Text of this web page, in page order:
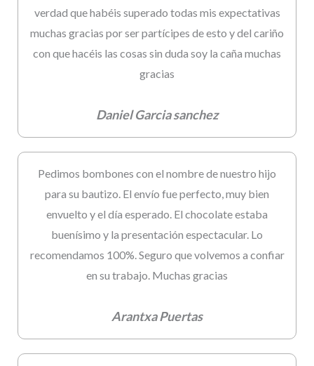
verdad que habéis superado todas mis expectativas
muchas gracias por ser partícipes de esto y del cariño
con que hacéis las cosas sin duda soy la caña muchas
gracias
Daniel Garcia sanchez
Pedimos bombones con el nombre de nuestro hijo
para su bautizo. El envío fue perfecto, muy bien
envuelto y el día esperado. El chocolate estaba
buenísimo y la presentación espectacular. Lo
recomendamos 100%. Seguro que volvemos a confiar
en su trabajo. Muchas gracias
Arantxa Puertas